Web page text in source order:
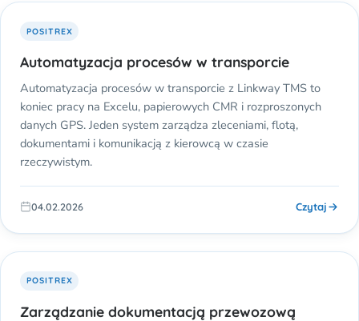
POSITREX
Automatyzacja procesów w transporcie
Automatyzacja procesów w transporcie z Linkway TMS to
koniec pracy na Excelu, papierowych CMR i rozproszonych
danych GPS. Jeden system zarządza zleceniami, flotą,
dokumentami i komunikacją z kierowcą w czasie
rzeczywistym.
04.02.2026 Czytaj
POSITREX
Zarządzanie dokumentacją przewozową